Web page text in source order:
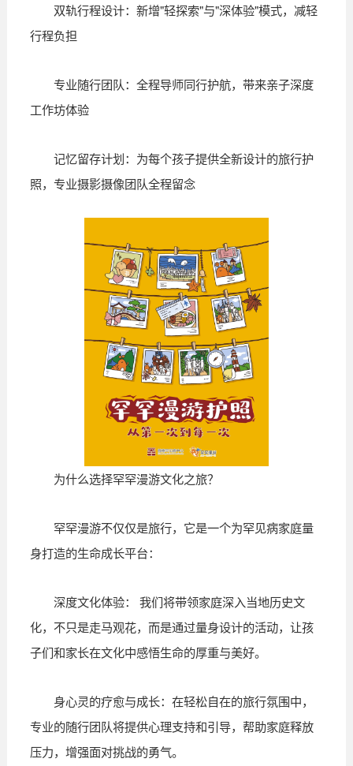
双轨行程设计：新增"轻探索"与"深体验"模式，减轻
行程负担
专业随行团队：全程导师同行护航，带来亲子深度
工作坊体验
记忆留存计划：为每个孩子提供全新设计的旅行护
照，专业摄影摄像团队全程留念
为什么选择罕罕漫游文化之旅？
罕罕漫游不仅仅是旅行，它是一个为罕见病家庭量
身打造的生命成长平台：
深度文化体验： 我们将带领家庭深入当地历史文
化，不只是走马观花，而是通过量身设计的活动，让孩
子们和家长在文化中感悟生命的厚重与美好。
身心灵的疗愈与成长：在轻松自在的旅行氛围中，
专业的随行团队将提供心理支持和引导，帮助家庭释放
压力，增强面对挑战的勇气。